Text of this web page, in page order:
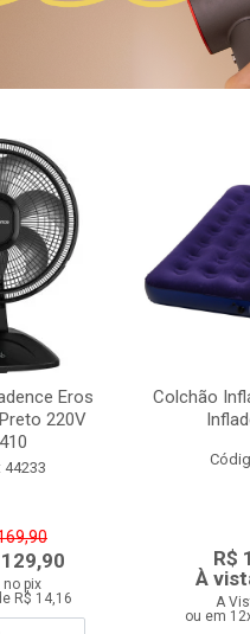
Eros
220V
pix
R$ 14,16
Colchão
R$
À
A
ou em